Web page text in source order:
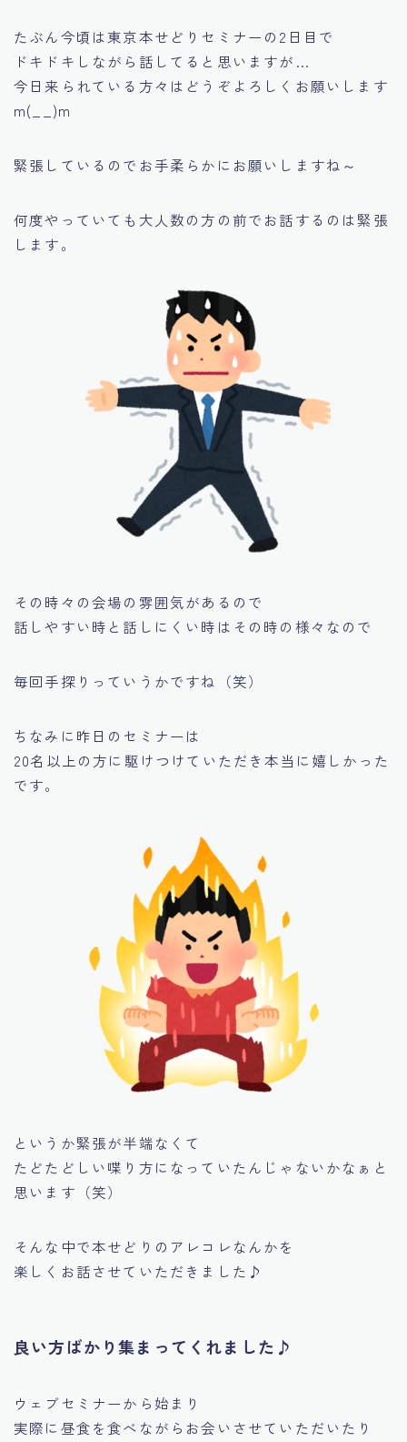
たぶん今頃は東京本せどりセミナーの2日目で
ドキドキしながら話してると思いますが…
今日来られている方々はどうぞよろしくお願いします
m(__)m
緊張しているのでお手柔らかにお願いしますね～
何度やっていても大人数の方の前でお話するのは緊張
します。
その時々の会場の雰囲気があるので
話しやすい時と話しにくい時はその時の様々なので
毎回手探りっていうかですね（笑）
ちなみに昨日のセミナーは
20名以上の方に駆けつけていただき本当に嬉しかった
です。
というか緊張が半端なくて
たどたどしい喋り方になっていたんじゃないかなぁと
思います（笑）
そんな中で本せどりのアレコレなんかを
楽しくお話させていただきました♪
良い方ばかり集まってくれました♪
ウェブセミナーから始まり
実際に昼食を食べながらお会いさせていただいたり